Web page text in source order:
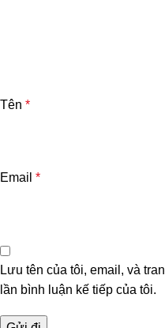
Tên *
Email *
Lưu tên của tôi, email, và
lần bình luận kế tiếp của tôi.